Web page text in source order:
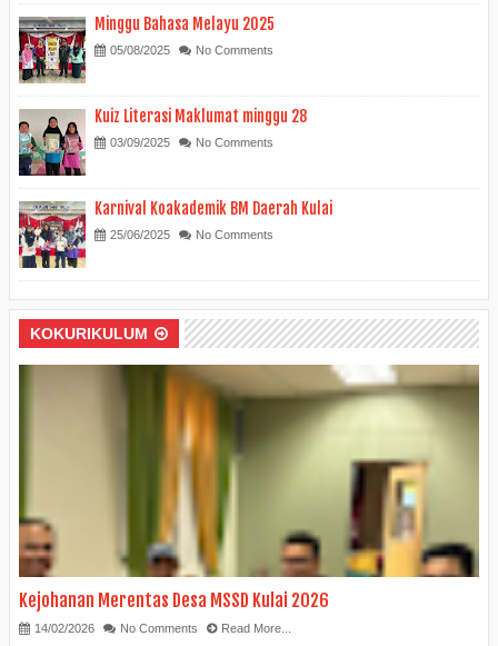
Minggu Bahasa Melayu 2025
05/08/2025 No Comments
Kuiz Literasi Maklumat minggu 28
03/09/2025 No Comments
Karnival Koakademik BM Daerah Kulai
25/06/2025 No Comments
KOKURIKULUM
Kejohanan Merentas Desa MSSD Kulai 2026
14/02/2026 No Comments Read More...